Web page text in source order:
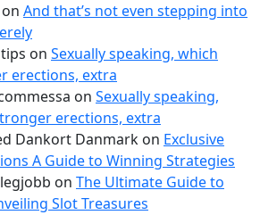
on And that’s not even stepping into
on Sexually speaking, which
erections, extra
on Sexually speaking,
erections, extra
Dankort Danmark on Exclusive
A Guide to Winning Strategies
on The Ultimate Guide to
Slot Treasures